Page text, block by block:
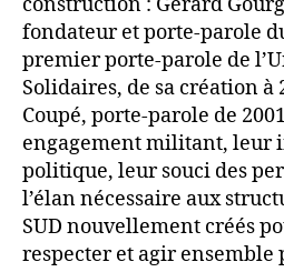
fondateur et porte-parole
premier porte-parole de
Solidaires, de sa création à
Coupé, porte-parole de
engagement militant, leur
politique, leur souci des
l’élan nécessaire aux
SUD nouvellement créés
respecter et agir ensemble